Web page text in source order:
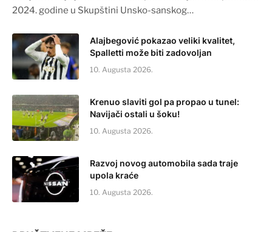
2024. godine u Skupštini Unsko-sanskog…
Alajbegović pokazao veliki kvalitet,
Spalletti može biti zadovoljan
10. Augusta 2026.
Krenuo slaviti gol pa propao u tunel:
Navijači ostali u šoku!
10. Augusta 2026.
Razvoj novog automobila sada traje
upola kraće
10. Augusta 2026.